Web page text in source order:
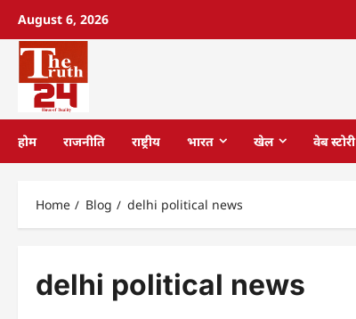
August 6, 2026
होम राजनीति राष्ट्रीय भारत खेल वेब स्टोरी
Home Blog delhi political news
delhi political news